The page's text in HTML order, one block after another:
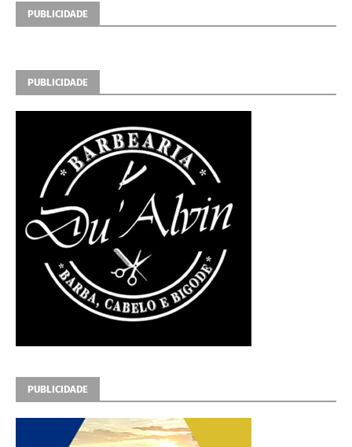
PUBLICIDADE
PUBLICIDADE
PUBLICIDADE